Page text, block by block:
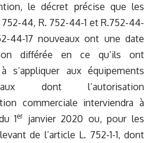
le décret précise que les
44, R. 752-44-1 et R.752-44-
44-17 nouveaux ont une date
différée en ce qu’ils ont
s’appliquer aux équipements
dont l’autorisation
commerciale interviendra à
1erjanvier 2020 ou, pour les
de l’article L. 752-1-1, dont